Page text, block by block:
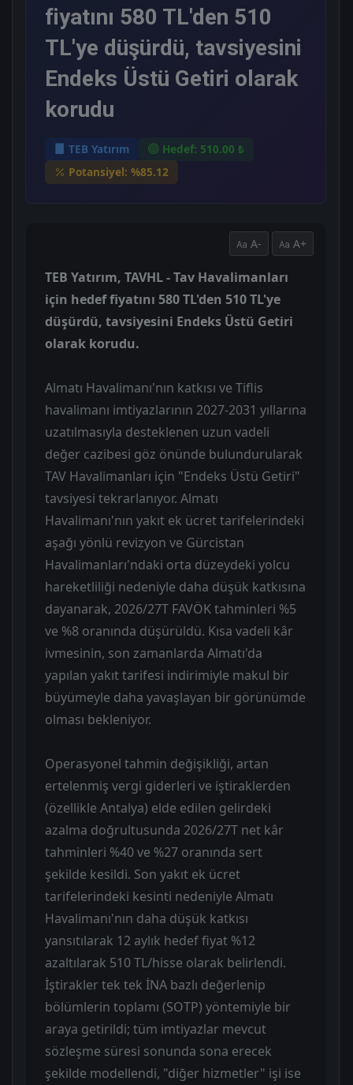
fiyatını 580 TL'den 510
TL'ye düşürdü, tavsiyesini
Endeks Üstü Getiri olarak
korudu
TEB Yatırım
Hedef: 510.00 ₺
Potansiyel: %85.12
A- A+
TEB Yatırım, TAVHL - Tav Havalimanları
için hedef fiyatını 580 TL'den 510 TL'ye
düşürdü, tavsiyesini Endeks Üstü Getiri
olarak korudu.
Almatı Havalimanı'nın katkısı ve Tiflis
havalimanı imtiyazlarının 2027-2031 yıllarına
uzatılmasıyla desteklenen uzun vadeli
değer cazibesi göz önünde bulundurularak
TAV Havalimanları için "Endeks Üstü Getiri"
tavsiyesi tekrarlanıyor. Almatı
Havalimanı'nın yakıt ek ücret tarifelerindeki
aşağı yönlü revizyon ve Gürcistan
Havalimanları'ndaki orta düzeydeki yolcu
hareketliliği nedeniyle daha düşük katkısına
dayanarak, 2026/27T FAVÖK tahminleri %5
ve %8 oranında düşürüldü. Kısa vadeli kâr
ivmesinin, son zamanlarda Almatı'da
yapılan yakıt tarifesi indirimiyle makul bir
büyümeyle daha yavaşlayan bir görünümde
olması bekleniyor.
Operasyonel tahmin değişikliği, artan
ertelenmiş vergi giderleri ve iştiraklerden
(özellikle Antalya) elde edilen gelirdeki
azalma doğrultusunda 2026/27T net kâr
tahminleri %40 ve %27 oranında sert
şekilde kesildi. Son yakıt ek ücret
tarifelerindeki kesinti nedeniyle Almatı
Havalimanı'nın daha düşük katkısı
yansıtılarak 12 aylık hedef fiyat %12
azaltılarak 510 TL/hisse olarak belirlendi.
İştirakler tek tek İNA bazlı değerlenip
bölümlerin toplamı (SOTP) yöntemiyle bir
araya getirildi; tüm imtiyazlar mevcut
sözleşme süresi sonunda sona erecek
şekilde modellendi, "diğer hizmetler" işi ise